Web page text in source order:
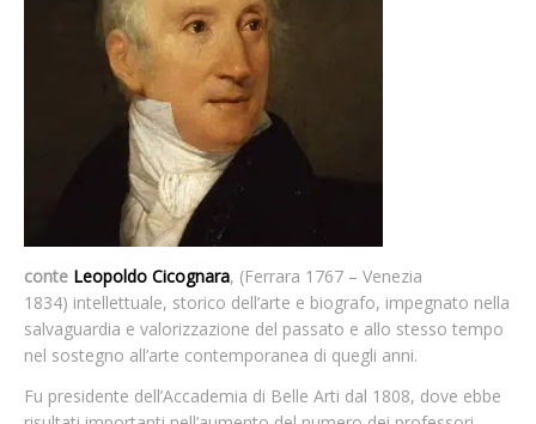
conte Leopoldo Cicognara, (Ferrara 1767 – Venezia
1834) intellettuale, storico dell’arte e biografo, impegnato nella
salvaguardia e valorizzazione del passato e allo stesso tempo
nel sostegno all’arte contemporanea di quegli anni.
Fu presidente dell’Accademia di Belle Arti dal 1808, dove ebbe